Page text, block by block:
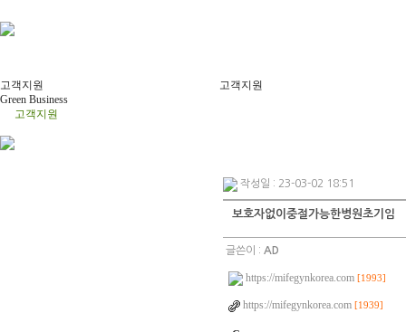
고객지원
Green Business
고객지원
고객지원
작성일 : 23-03-02 18:51
보호자없이중절가능한병원초기임
글쓴이 : AD
https://mifegynkorea.com [1993]
https://mifegynkorea.com [1939]